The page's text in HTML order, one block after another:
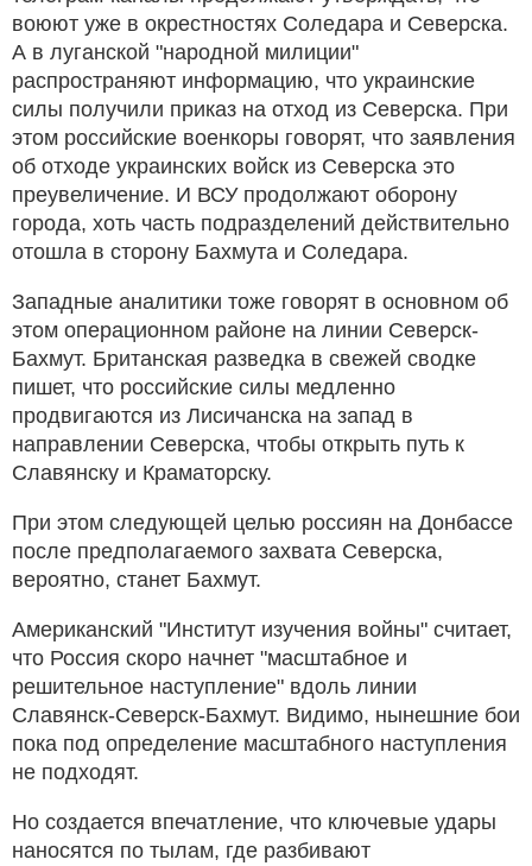
воюют уже в окрестностях Соледара и Северска.
А в луганской "народной милиции"
распространяют информацию, что украинские
силы получили приказ на отход из Северска. При
этом российские военкоры говорят, что заявления
об отходе украинских войск из Северска это
преувеличение. И ВСУ продолжают оборону
города, хоть часть подразделений действительно
отошла в сторону Бахмута и Соледара.
Западные аналитики тоже говорят в основном об
этом операционном районе на линии Северск-
Бахмут. Британская разведка в свежей сводке
пишет, что российские силы медленно
продвигаются из Лисичанска на запад в
направлении Северска, чтобы открыть путь к
Славянску и Краматорску.
При этом следующей целью россиян на Донбассе
после предполагаемого захвата Северска,
вероятно, станет Бахмут.
Американский "Институт изучения войны" считает,
что Россия скоро начнет "масштабное и
решительное наступление" вдоль линии
Славянск-Северск-Бахмут. Видимо, нынешние бои
пока под определение масштабного наступления
не подходят.
Но создается впечатление, что ключевые удары
наносятся по тылам, где разбивают